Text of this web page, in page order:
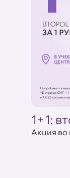
1+1:
Акция во